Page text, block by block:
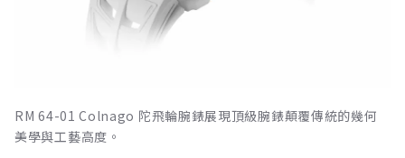
RM 64-01 Colnago 陀飛輪腕錶展現頂級腕錶顛覆傳統的幾何
美學與工藝高度。